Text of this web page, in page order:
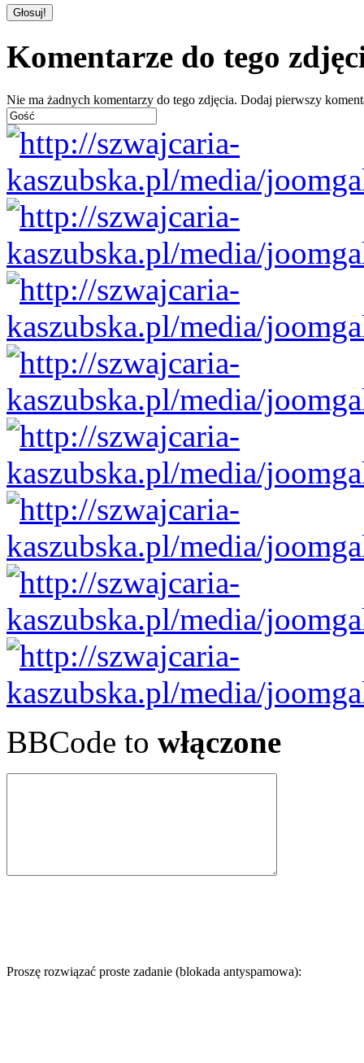
Komentarze do tego
Nie ma żadnych komentarzy do tego zdjęcia. Dodaj pierwszy
BBCode to włączone
Proszę rozwiązać proste zadanie (blokada antyspamowa):